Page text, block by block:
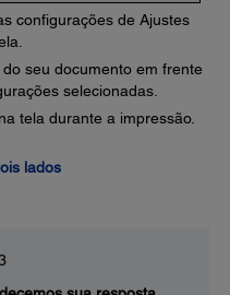
configurações de Ajustes
seu documento em frente
selecionadas.
tela durante a impressão.
lados